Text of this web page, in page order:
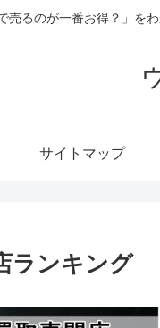
売るのが一番お得？」を
サイトマップ
ランキング